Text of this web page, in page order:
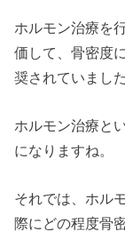
ホルモン治療を
価して、骨密度
奨されていました
ホルモン治療と
になりますね。
それでは、ホル
際にどの程度骨